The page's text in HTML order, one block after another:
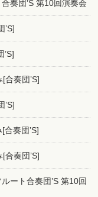
奏団’S 第10回演奏会
’S]
’S]
合奏団’S]
’S]
合奏団’S]
合奏団’S]
ート合奏団’S 第10回